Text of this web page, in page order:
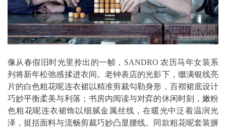
像从春假旧时光里拎出的一帧，SANDRO 农历马年女装系
列将新年松弛感揉进衣间。老钟表店的光影下，缀满银线亮
片的白色粗花呢连衣裙以精准剪裁勾勒身形，百褶裙底设计
巧妙平衡柔美与利落；书房内阅读与对弈的休闲时刻，嫩粉
色粗花呢连衣裙饰以细腻金属丝线，在暖光中泛着温润光
泽，挺括面料与流畅剪裁巧妙凸显腰线。同款粗花呢套装摒